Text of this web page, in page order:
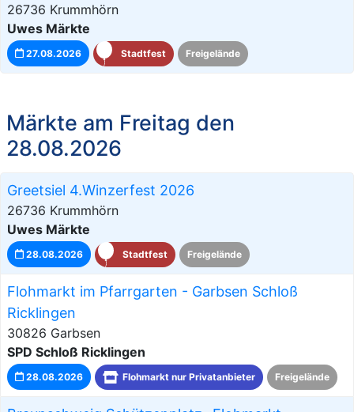
26736 Krummhörn
Uwes Märkte
27.08.2026 Stadtfest Freigelände
Märkte am Freitag den
28.08.2026
Greetsiel 4.Winzerfest 2026
26736 Krummhörn
Uwes Märkte
28.08.2026 Stadtfest Freigelände
Flohmarkt im Pfarrgarten - Garbsen Schloß
Ricklingen
30826 Garbsen
SPD Schloß Ricklingen
28.08.2026 Flohmarkt nur Privatanbieter Freigelände